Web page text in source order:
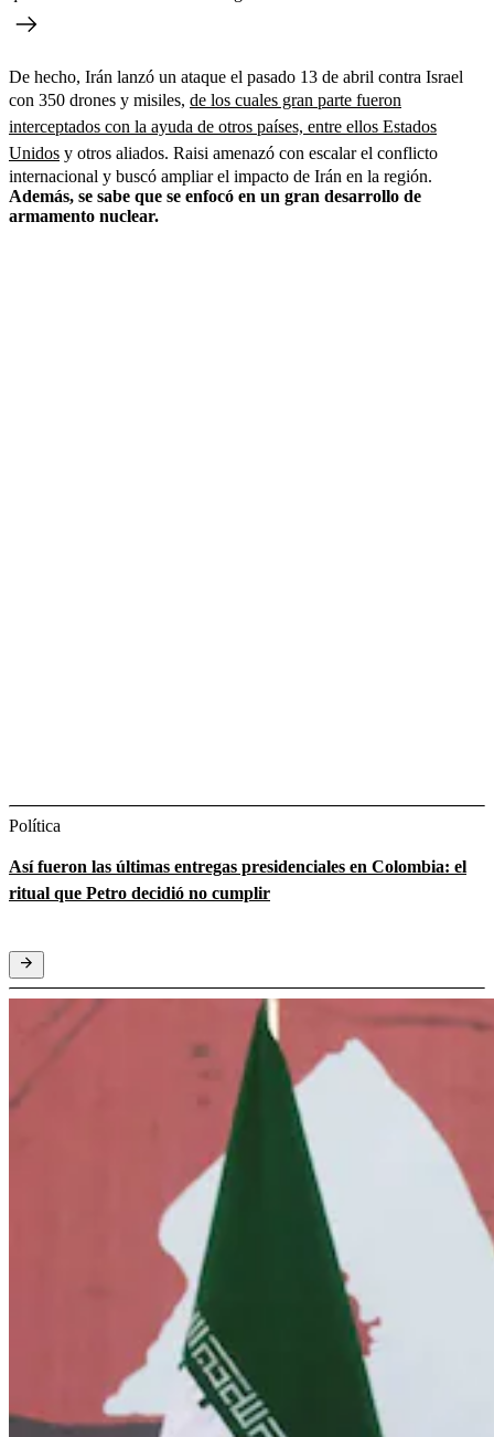
De hecho, Irán lanzó un ataque el pasado 13 de abril contra Israel
con 350 drones y misiles, de los cuales gran parte fueron
interceptados con la ayuda de otros países, entre ellos Estados
Unidos y otros aliados. Raisi amenazó con escalar el conflicto
internacional y buscó ampliar el impacto de Irán en la región.
Además, se sabe que se enfocó en un gran desarrollo de
armamento nuclear.
Política
Así fueron las últimas entregas presidenciales en Colombia: el
ritual que Petro decidió no cumplir